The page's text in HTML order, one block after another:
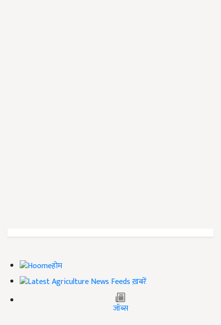
होम
ख़बरें
जॉब्स